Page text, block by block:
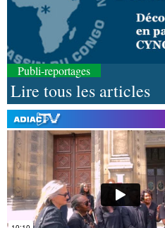
Publi-reportages
Lire tous les articles
07-08-2026 11:03
SportFootball, le week-
des Congolais de la
(matches aller du 3e tour)
07-08-2026 10:18
Afrique-MondeAfrique
numérique inventent une